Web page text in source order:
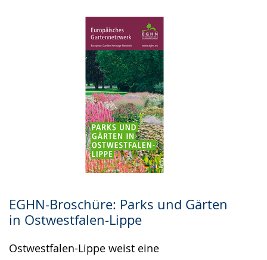
EGHN-Broschüre: Parks und Gärten
in Ostwestfalen-Lippe
Ostwestfalen-Lippe weist eine